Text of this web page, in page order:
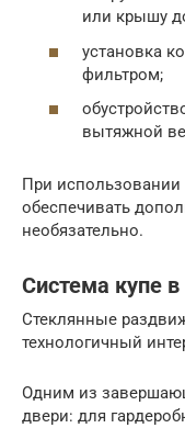
или крышу
установка
фильтром;
вытяжной
При использовании
обеспечивать
необязательно.
Система купе
Стеклянные
технологичный
Одним из
двери: для